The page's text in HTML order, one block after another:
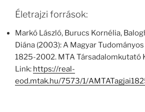
Életrajzi források:
Markó László, Burucs Kornélia,
Diána (2003): A Magyar
1825-2002. MTA Társadalomkutató
Link: https://real-
eod.mtak.hu/7573/1/